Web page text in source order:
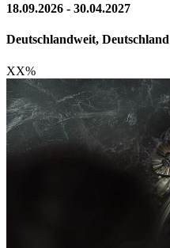
18.09.2026 - 30.04.2027
Deutschlandweit, Deutschland
XX%